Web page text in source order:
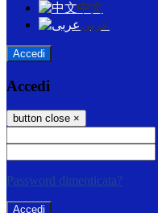
中文
عربى
Accedi
Accedi
button close ×
Password dimenticata?